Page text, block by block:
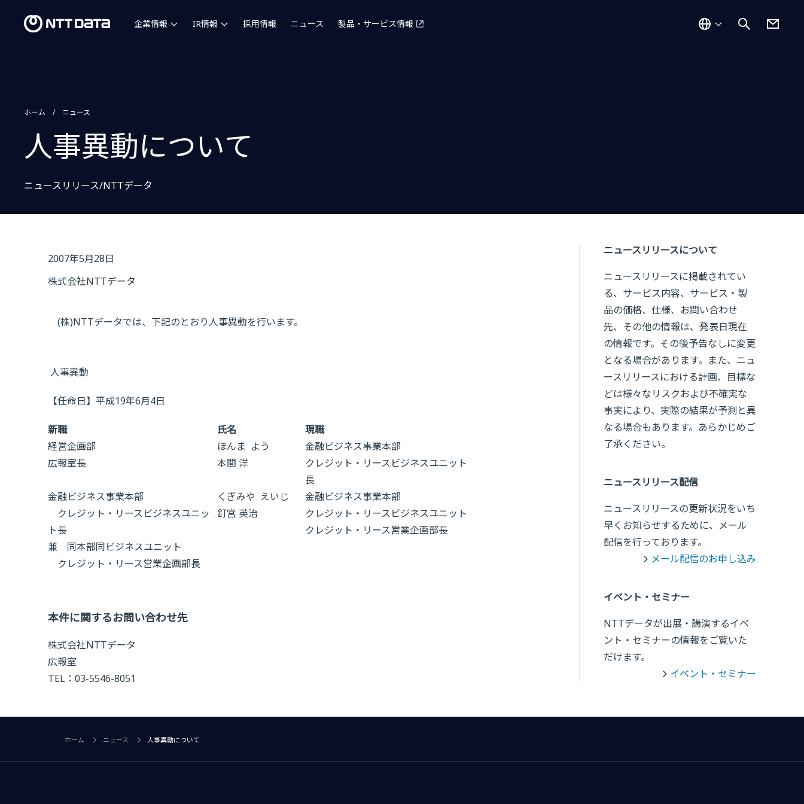
企業情報 IR情報 採用情報 ニュース 製品・サービス情報
ホーム ニュース
人事異動について
ニュースリリース/NTTデータ
2007年5月28日
株式会社NTTデータ
(株)NTTデータでは、下記のとおり人事異動を行います。
人事異動
【任命日】平成19年6月4日
新職 氏名
現職
経営企画部
広報室長
ほんま よう
本間 洋
金融ビジネス事業本部
クレジット・リースビジネスユニット
長
金融ビジネス事業本部
クレジット・リースビジネスユニッ
ト長
兼 同本部同ビジネスユニット
クレジット・リース営業企画部長
くぎみや えいじ
釘宮 英治
金融ビジネス事業本部
クレジット・リースビジネスユニット
クレジット・リース営業企画部長
本件に関するお問い合わせ先
株式会社NTTデータ
広報室
TEL：03-5546-8051
ニュースリリースについて
ニュースリリースに掲載されてい
る、サービス内容、サービス・製
品の価格、仕様、お問い合わせ
先、その他の情報は、発表日現在
の情報です。その後予告なしに変更
となる場合があります。また、ニュ
ースリリースにおける計画、目標な
どは様々なリスクおよび不確実な
事実により、実際の結果が予測と異
なる場合もあります。あらかじめご
了承ください。
ニュースリリース配信
ニュースリリースの更新状況をいち
早くお知らせするために、メール
配信を行っております。
メール配信のお申し込み
イベント・セミナー
NTTデータが出展・講演するイベ
ント・セミナーの情報をご覧いた
だけます。
イベント・セミナー
ホーム ニュース 人事異動について